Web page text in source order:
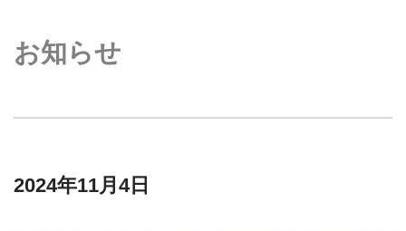
お知らせ
2024年11月4日